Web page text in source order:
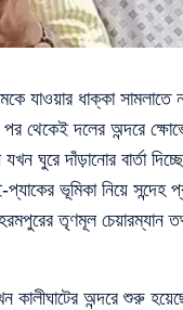
ধাক্কা সামলাতে
থেকেই দলের অন্দরে
ঘুরে দাঁড়ানোর বার্তা
ভূমিকা নিয়ে সন্দেহ
তৃণমূল চেয়ারম্যান
অন্দরে শুরু